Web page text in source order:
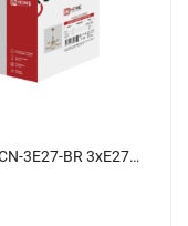
Люстра под лампу CLASSIC GRAND-CN-3E27-BR 3хЕ27 белый плафон, медный корпус IN HOME - Фото